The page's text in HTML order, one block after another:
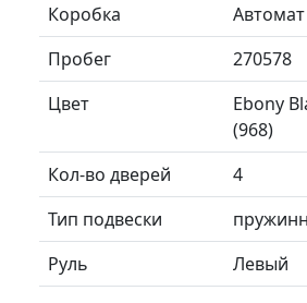
Коробка
Автомат
Пробег
270578
Цвет
Ebony
(968)
Кол-во дверей
4
Тип подвески
Руль
Левый